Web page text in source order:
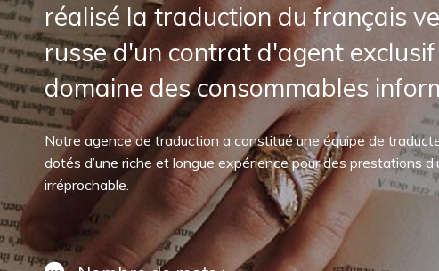
réalisé la traduction du français
russe d'un contrat d'agent
domaine des consommables
Notre agence de traduction a constitué une équipe de
dotés d’une riche et longue expérience pour des prestations
irréprochable.